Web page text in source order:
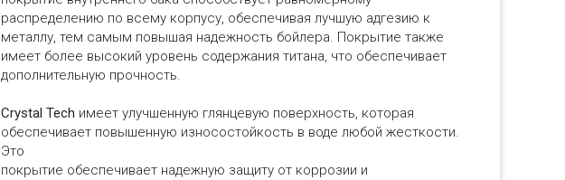
распределению по всему корпусу, обеспечивая лучшую адгезию к
металлу, тем самым повышая надежность бойлера. Покрытие также
имеет более высокий уровень содержания титана, что обеспечивает
дополнительную прочность.
Crystal Tech имеет улучшенную глянцевую поверхность, которая
обеспечивает повышенную износостойкость в воде любой жесткости.
Это
покрытие обеспечивает надежную защиту от коррозии и